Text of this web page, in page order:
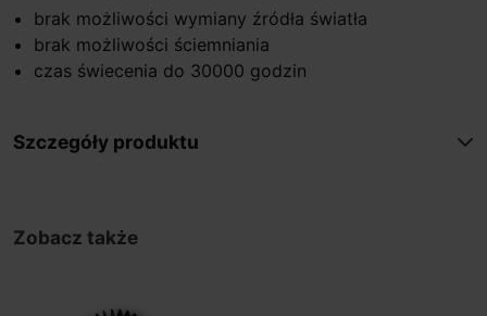
brak możliwości wymiany źródła światła
brak możliwości ściemniania
czas świecenia do 30000 godzin
Szczegóły produktu
Zobacz także